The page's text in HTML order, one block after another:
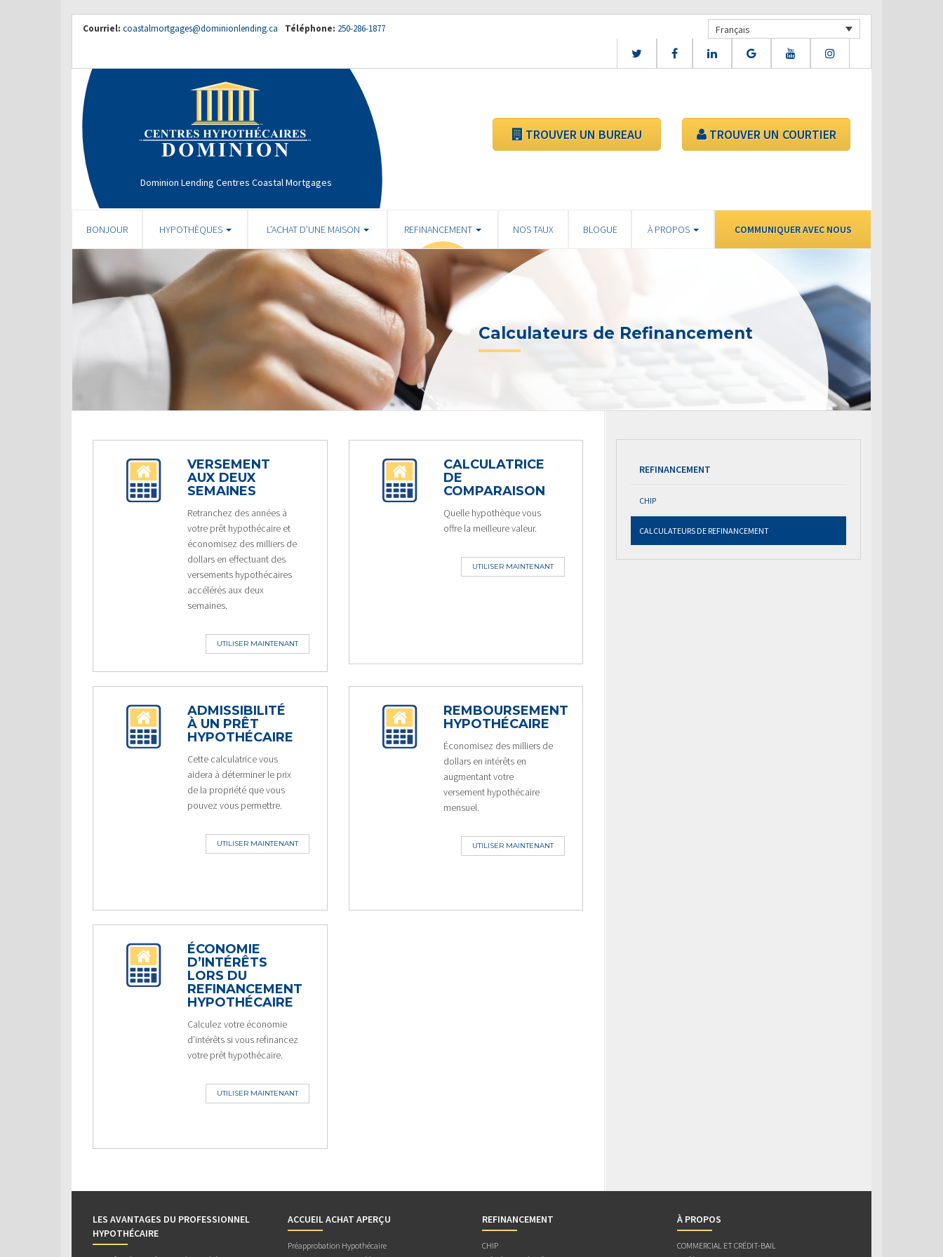
Courriel: coastalmortgages@dominionlending.ca Téléphone: 250-286-1877 Français
Dominion Lending Centres Coastal Mortgages
TROUVER UN BUREAU TROUVER UN COURTIER
BONJOUR HYPOTHÈQUES L’ACHAT D’UNE MAISON REFINANCEMENT NOS TAUX BLOGUE À PROPOS COMMUNIQUER AVEC NOUS
Calculateurs de Refinancement
VERSEMENT
AUX DEUX
SEMAINES
Retranchez des années à
votre prêt hypothécaire et
économisez des milliers de
dollars en effectuant des
versements hypothécaires
accélérés aux deux
semaines.
UTILISER MAINTENANT
CALCULATRICE
DE
COMPARAISON
Quelle hypothèque vous
offre la meilleure valeur.
UTILISER MAINTENANT
ADMISSIBILITÉ
À UN PRÊT
HYPOTHÉCAIRE
Cette calculatrice vous
aidera à déterminer le prix
de la propriété que vous
pouvez vous permettre.
UTILISER MAINTENANT
REMBOURSEMENT
HYPOTHÉCAIRE
Économisez des milliers de
dollars en intérêts en
augmentant votre
versement hypothécaire
mensuel.
UTILISER MAINTENANT
ÉCONOMIE
D’INTÉRÊTS
LORS DU
REFINANCEMENT
HYPOTHÉCAIRE
Calculez votre économie
d’intérêts si vous refinancez
votre prêt hypothécaire.
UTILISER MAINTENANT
REFINANCEMENT
CHIP
CALCULATEURS DE REFINANCEMENT
LES AVANTAGES DU PROFESSIONNEL
HYPOTHÉCAIRE
ACCUEIL ACHAT APERÇU
Préapprobation Hypothécaire
REFINANCEMENT
CHIP
À PROPOS
COMMERCIAL ET CRÉDIT-BAIL